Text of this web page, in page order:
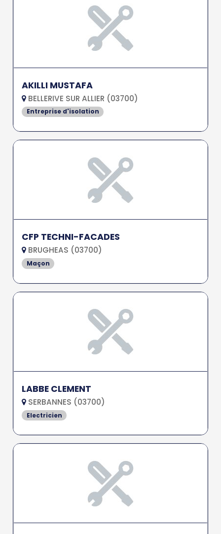
AKILLI MUSTAFA
BELLERIVE SUR ALLIER (03700)
Entreprise d'isolation
CFP TECHNI-FACADES
BRUGHEAS (03700)
Maçon
LABBE CLEMENT
SERBANNES (03700)
Electricien